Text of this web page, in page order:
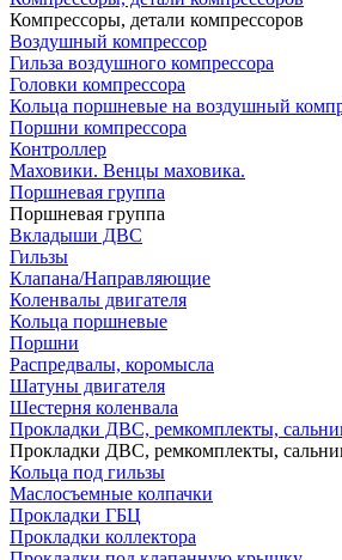
Компрессоры, детали компрессоров
Воздушный компрессор
Гильза воздушного компрессора
Головки компрессора
Кольца поршневые на воздушный
Поршни компрессора
Контроллер
Маховики. Венцы маховика.
Поршневая группа
Поршневая группа
Вкладыши ДВС
Гильзы
Клапана/Направляющие
Коленвалы двигателя
Кольца поршневые
Поршни
Распредвалы, коромысла
Шатуны двигателя
Шестерня коленвала
Прокладки ДВС, ремкомплекты,
Прокладки ДВС, ремкомплекты,
Кольца под гильзы
Маслосъемные колпачки
Прокладки ГБЦ
Прокладки коллектора